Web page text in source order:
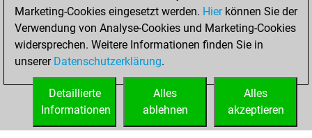
Samstag, April 24,
2021
You created
your Fritz account
Marketing-Cookies eingesetzt werden. Hierkönnen Sie der
Verwendung von Analyse-Cookies und Marketing-Cookies
widersprechen. Weitere Informationen finden Sie in
unserer Datenschutzerklärung.
Alles
akzeptieren
Alles
ablehnen
Detaillierte
Informationen